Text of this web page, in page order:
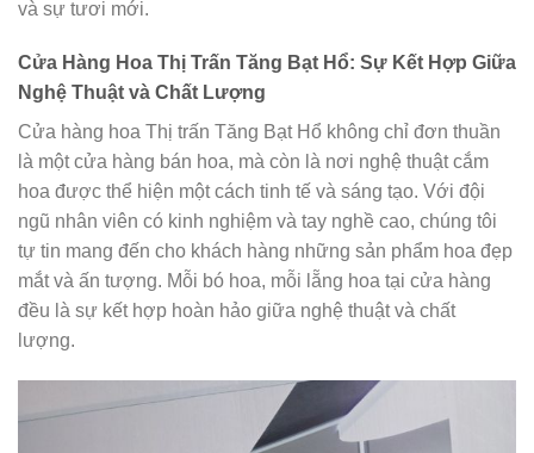
và sự tươi mới.
Cửa Hàng Hoa Thị Trấn Tăng Bạt Hổ: Sự Kết Hợp Giữa
Nghệ Thuật và Chất Lượng
Cửa hàng hoa Thị trấn Tăng Bạt Hổ không chỉ đơn thuần
là một cửa hàng bán hoa, mà còn là nơi nghệ thuật cắm
hoa được thể hiện một cách tinh tế và sáng tạo. Với đội
ngũ nhân viên có kinh nghiệm và tay nghề cao, chúng tôi
tự tin mang đến cho khách hàng những sản phẩm hoa đẹp
mắt và ấn tượng. Mỗi bó hoa, mỗi lẵng hoa tại cửa hàng
đều là sự kết hợp hoàn hảo giữa nghệ thuật và chất
lượng.